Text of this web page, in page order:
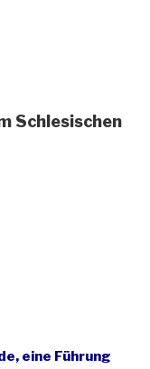
Schlesischen
eine Führung